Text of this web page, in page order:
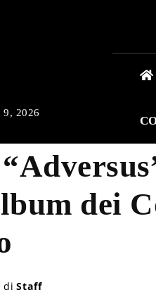
9, 2026
dei
di Staff